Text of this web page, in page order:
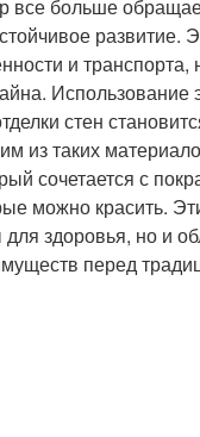
все больше
развитие.
и транспорта,
Использование
стен
из таких
сочетается с
можно красить.
для здоровья, но и
перед